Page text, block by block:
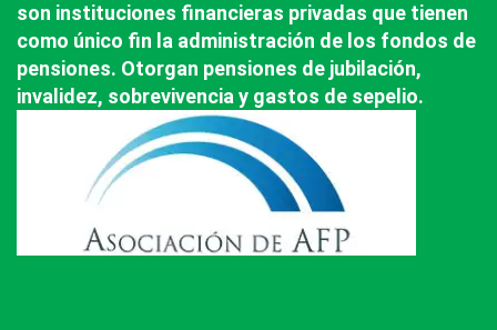
son instituciones financieras privadas que tienen
como único fin la administración de los fondos de
pensiones. Otorgan pensiones de jubilación,
invalidez, sobrevivencia y gastos de sepelio.